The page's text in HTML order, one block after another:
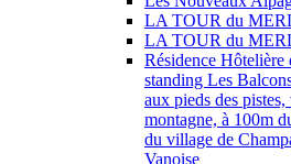
LA TOUR du
LA TOUR du
Résidence Hôtelière
standing Les
aux pieds des pistes,
montagne, à 100m
du village de
Vanoise